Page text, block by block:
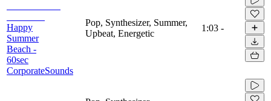
Happy
Summer
Beach -
60sec
CorporateSounds
Pop, Synthesizer, Summer,
Upbeat, Energetic
1:03 -